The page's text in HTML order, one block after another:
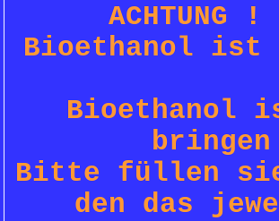
Bioethanol
Bioethanol
Bitte füllen
den das